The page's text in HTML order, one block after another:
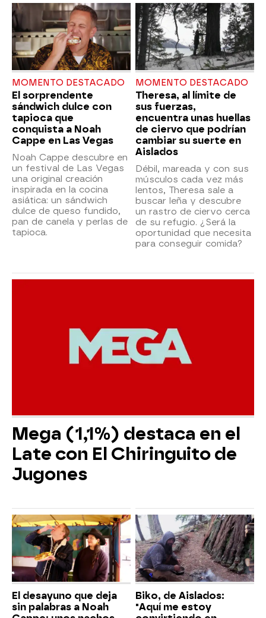
MOMENTO DESTACADO
El sorprendente
sándwich dulce con
tapioca que
conquista a Noah
Cappe en Las Vegas
Noah Cappe descubre en
un festival de Las Vegas
una original creación
inspirada en la cocina
asiática: un sándwich
dulce de queso fundido,
pan de canela y perlas de
tapioca.
MOMENTO DESTACADO
Theresa, al límite de
sus fuerzas,
encuentra unas huellas
de ciervo que podrían
cambiar su suerte en
Aislados
Débil, mareada y con sus
músculos cada vez más
lentos, Theresa sale a
buscar leña y descubre
un rastro de ciervo cerca
de su refugio. ¿Será la
oportunidad que necesita
para conseguir comida?
Mega (1,1%) destaca en el
Late con El Chiringuito de
Jugones
El desayuno que deja
sin palabras a Noah
Biko, de Aislados:
"Aquí me estoy